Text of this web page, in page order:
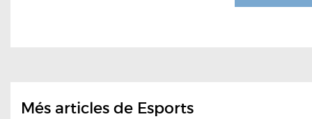
Més articles de Esports